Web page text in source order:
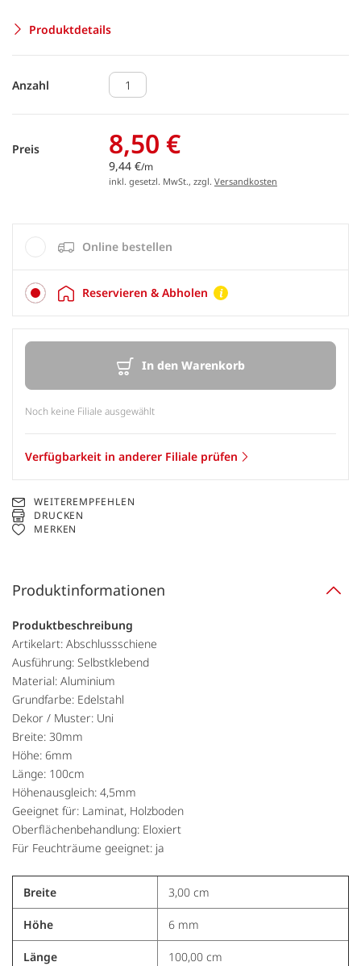
Produktdetails
Anzahl
Preis 8,50 €
9,44 €/m
inkl. gesetzl. MwSt., zzgl. Versandkosten
Online bestellen
Reservieren & Abholen
In den Warenkorb
Noch keine Filiale ausgewählt
Verfügbarkeit in anderer Filiale prüfen
WEITEREMPFEHLEN
DRUCKEN
MERKEN
Produktinformationen
Produktbeschreibung
Artikelart: Abschlussschiene
Ausführung: Selbstklebend
Material: Aluminium
Grundfarbe: Edelstahl
Dekor / Muster: Uni
Breite: 30mm
Höhe: 6mm
Länge: 100cm
Höhenausgleich: 4,5mm
Geeignet für: Laminat, Holzboden
Oberflächenbehandlung: Eloxiert
Für Feuchträume geeignet: ja
Breite 3,00 cm
Höhe 6 mm
Länge 100,00 cm